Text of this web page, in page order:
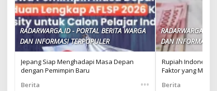
RADARWARGA.ID - PORTAL BERITA WARGA
DAN INFORMASI TERPOPULER
Jepang Siap Menghadapi Masa Depan
dengan Pemimpin Baru
Berita
•••
RADARWARGA.ID
DAN INFORMASI
Rupiah Indonesia
Faktor yang
Berita